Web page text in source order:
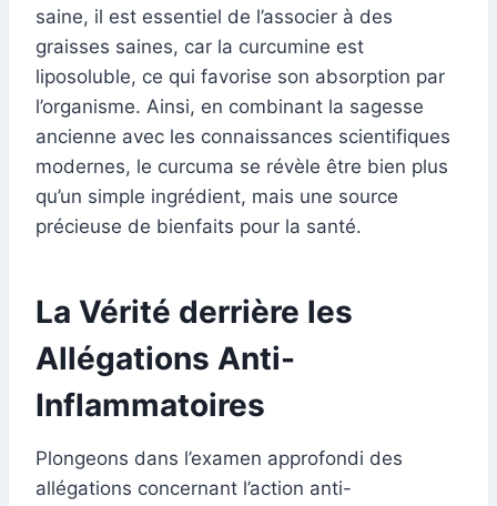
saine, il est essentiel de l’associer à des
graisses saines, car la curcumine est
liposoluble, ce qui favorise son absorption par
l’organisme. Ainsi, en combinant la sagesse
ancienne avec les connaissances scientifiques
modernes, le curcuma se révèle être bien plus
qu’un simple ingrédient, mais une source
précieuse de bienfaits pour la santé.
La Vérité derrière les
Allégations Anti-
Inflammatoires
Plongeons dans l’examen approfondi des
allégations concernant l’action anti-